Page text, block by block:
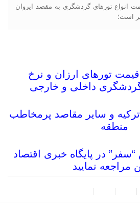
انواع تورهای گردشگری به مقصد ایروان
تورهای ارزانو نرخ
داخلی و خارجی
و سایر مقاصد پرمخاطب
منطقه
سفر” درپایگاه خبری اقتصاد
نمایید